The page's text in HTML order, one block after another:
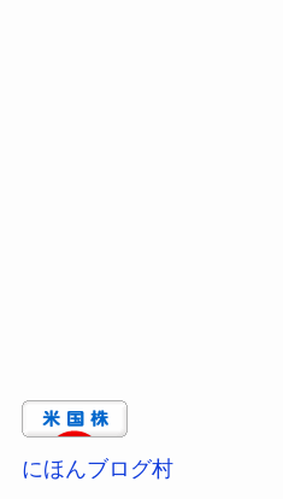
にほんブログ村